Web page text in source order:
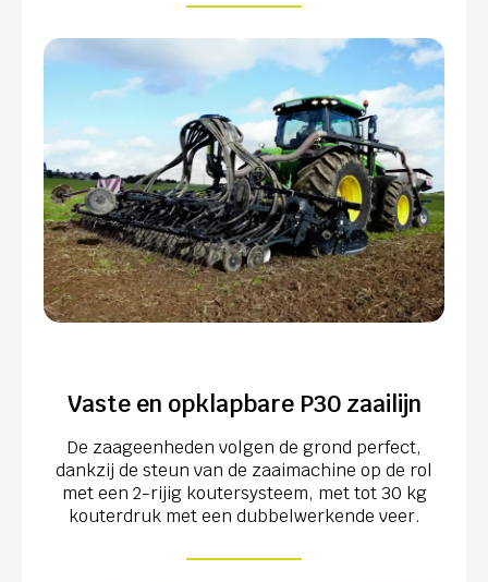
Vaste en opklapbare P30 zaailijn
De zaageenheden volgen de grond perfect,
dankzij de steun van de zaaimachine op de rol
met een 2-rijig koutersysteem, met tot 30 kg
kouterdruk met een dubbelwerkende veer.